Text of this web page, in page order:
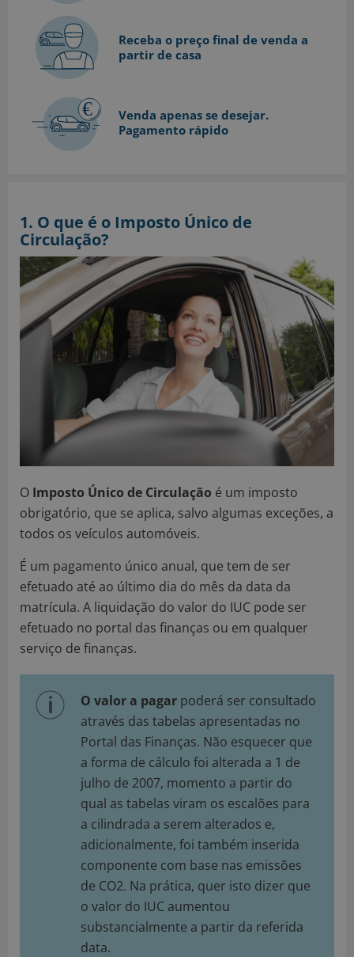
Receba o preço final de venda a
partir de casa
Venda apenas se desejar.
Pagamento rápido
1. O que é o Imposto Único de
Circulação?
O Imposto Único de Circulação é um imposto
obrigatório, que se aplica, salvo algumas exceções, a
todos os veículos automóveis.
É um pagamento único anual, que tem de ser
efetuado até ao último dia do mês da data da
matrícula. A liquidação do valor do IUC pode ser
efetuado no portal das finanças ou em qualquer
serviço de finanças.
O valor a pagar poderá ser consultado
através das tabelas apresentadas no
Portal das Finanças. Não esquecer que
a forma de cálculo foi alterada a 1 de
julho de 2007, momento a partir do
qual as tabelas viram os escalões para
a cilindrada a serem alterados e,
adicionalmente, foi também inserida
componente com base nas emissões
de CO2. Na prática, quer isto dizer que
o valor do IUC aumentou
substancialmente a partir da referida
data.